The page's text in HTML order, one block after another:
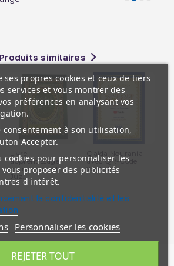
Produits similaires
Livre
apprentissage
grammaire et
Juz...
Qaida Nourania
avec QR-Code
Youtube -...
ses propres cookies et ceux de tiers
services et vous montrer des
préférences en analysant vos
consentement à son utilisation,
Accepter.
cookies pour personnaliser les
proposer des publicités
d'intérêt.
la confidentialité et les
Personnaliser les cookies
REJETER TOUT